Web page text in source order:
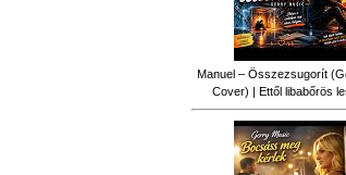
Manuel – Összezsugorít
Cover) | Ettől libabőrös